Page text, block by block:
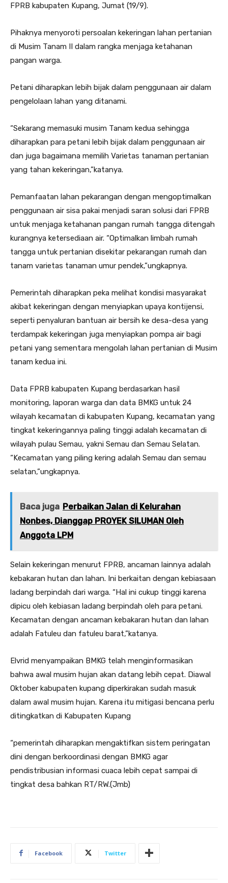
FPRB kabupaten Kupang, Jumat (19/9).
Pihaknya menyoroti persoalan kekeringan lahan pertanian
di Musim Tanam II dalam rangka menjaga ketahanan
pangan warga.
Petani diharapkan lebih bijak dalam penggunaan air dalam
pengelolaan lahan yang ditanami.
“Sekarang memasuki musim Tanam kedua sehingga
diharapkan para petani lebih bijak dalam penggunaan air
dan juga bagaimana memilih Varietas tanaman pertanian
yang tahan kekeringan,”katanya.
Pemanfaatan lahan pekarangan dengan mengoptimalkan
penggunaan air sisa pakai menjadi saran solusi dari FPRB
untuk menjaga ketahanan pangan rumah tangga ditengah
kurangnya ketersediaan air. “Optimalkan limbah rumah
tangga untuk pertanian disekitar pekarangan rumah dan
tanam varietas tanaman umur pendek,”ungkapnya.
Pemerintah diharapkan peka melihat kondisi masyarakat
akibat kekeringan dengan menyiapkan upaya kontijensi,
seperti penyaluran bantuan air bersih ke desa-desa yang
terdampak kekeringan juga menyiapkan pompa air bagi
petani yang sementara mengolah lahan pertanian di Musim
tanam kedua ini.
Data FPRB kabupaten Kupang berdasarkan hasil
monitoring, laporan warga dan data BMKG untuk 24
wilayah kecamatan di kabupaten Kupang, kecamatan yang
tingkat kekeringannya paling tinggi adalah kecamatan di
wilayah pulau Semau, yakni Semau dan Semau Selatan.
“Kecamatan yang piling kering adalah Semau dan semau
selatan,”ungkapnya.
Baca juga Perbaikan Jalan di Kelurahan
Nonbes, Dianggap PROYEK SILUMAN Oleh
Anggota LPM
Selain kekeringan menurut FPRB, ancaman lainnya adalah
kebakaran hutan dan lahan. Ini berkaitan dengan kebiasaan
ladang berpindah dari warga. “Hal ini cukup tinggi karena
dipicu oleh kebiasan ladang berpindah oleh para petani.
Kecamatan dengan ancaman kebakaran hutan dan lahan
adalah Fatuleu dan fatuleu barat,”katanya.
Elvrid menyampaikan BMKG telah menginformasikan
bahwa awal musim hujan akan datang lebih cepat. Diawal
Oktober kabupaten kupang diperkirakan sudah masuk
dalam awal musim hujan. Karena itu mitigasi bencana perlu
ditingkatkan di Kabupaten Kupang
“pemerintah diharapkan mengaktifkan sistem peringatan
dini dengan berkoordinasi dengan BMKG agar
pendistribusian informasi cuaca lebih cepat sampai di
tingkat desa bahkan RT/RW.(Jmb)
Facebook Twitter